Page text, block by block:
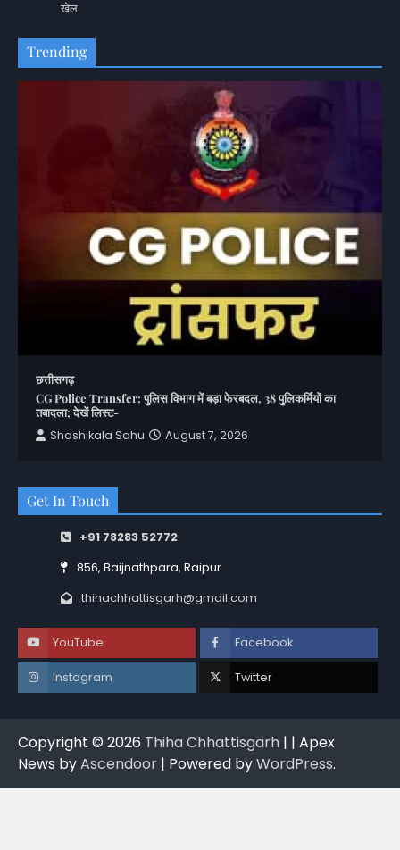
खेल
Trending
छत्तीसगढ़
CG Police Transfer: पुलिस विभाग में बड़ा फेरबदल, 38 पुलिकर्मियों का
तबादला; देखें लिस्ट-
Shashikala Sahu
August 7, 2026
Get In Touch
+91 78283 52772
856, Baijnathpara, Raipur
thihachhattisgarh@gmail.com
YouTube Facebook
Instagram Twitter
Copyright © 2026 Thiha Chhattisgarh | | Apex
News byAscendoor | Powered byWordPress.